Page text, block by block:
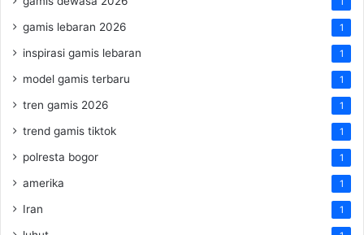
gamis lebaran 2026 1
inspirasi gamis lebaran 1
model gamis terbaru 1
tren gamis 2026 1
trend gamis tiktok 1
polresta bogor 1
amerika 1
Iran 1